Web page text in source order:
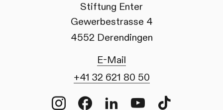
Stiftung Enter
Gewerbestrasse 4
4552 Derendingen
E-Mail
+41 32 621 80 50